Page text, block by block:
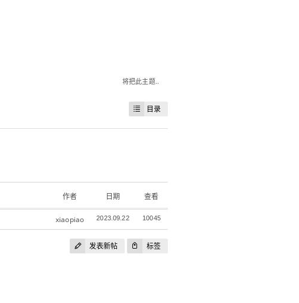
将把此主题..
目录
作者 日期 查看
xiaopiao 2023.09.22 10045
发表新帖 标签